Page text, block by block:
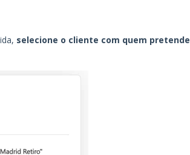
selecione o cliente com quem pretende